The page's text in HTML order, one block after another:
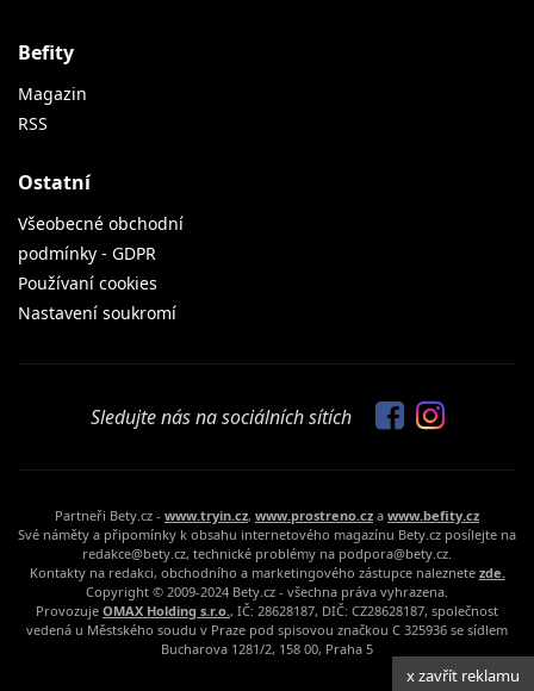
Befity
Magazin
RSS
Ostatní
Všeobecné obchodní
podmínky - GDPR
Používaní cookies
Nastavení soukromí
Sledujte nás na sociálních sítích
Partneři Bety.cz - www.tryin.cz, www.prostreno.cz a www.befity.cz
Své náměty a připomínky k obsahu internetového magazínu Bety.cz posílejte na
redakce@bety.cz, technické problémy na podpora@bety.cz.
Kontakty na redakci, obchodního a marketingového zástupce naleznete zde.
Copyright © 2009-2024 Bety.cz - všechna práva vyhrazena.
Provozuje OMAX Holding s.r.o., IČ: 28628187, DIČ: CZ28628187, společnost
vedená u Městského soudu v Praze pod spisovou značkou C 325936 se sídlem
Bucharova 1281/2, 158 00, Praha 5
x zavřít reklamu